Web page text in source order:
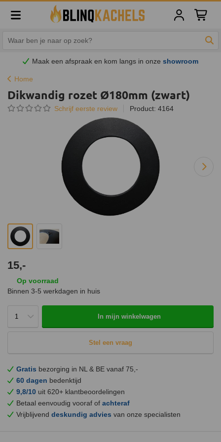
Maak een afspraak en kom langs in onzeshowroom
Home
Dikwandig rozet Ø180mm (zwart)
Schrijf eerste review Product: 4164
15,-
Op voorraad
Binnen 3-5 werkdagen in huis
In mijn winkelwagen
Stel een vraag
Gratis bezorging in NL & BE vanaf 75,-
60 dagen bedenktijd
9,8/10 uit 620+ klantbeoordelingen
Betaal eenvoudig vooraf of achteraf
Vrijblijvend deskundig advies van onze specialisten